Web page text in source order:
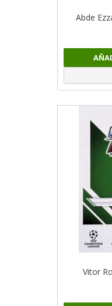
Abde
Vitor